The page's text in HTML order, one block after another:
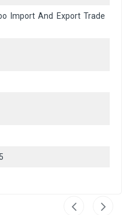
Import And Export Trade